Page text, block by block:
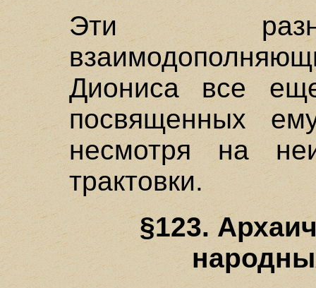
Эти
Диониса все
посвященных
несмотря на
трактовки.
§123.